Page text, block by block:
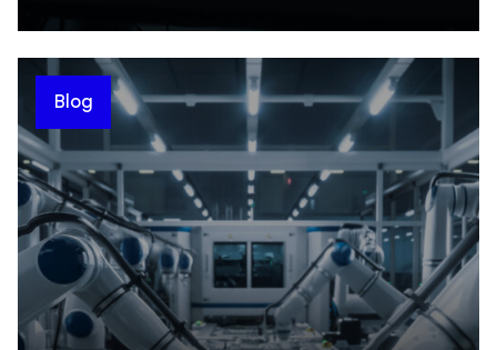
Blog